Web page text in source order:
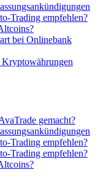
Trading empfehlen?
bei Onlinebank
gemacht?
Trading empfehlen?
Trading empfehlen?